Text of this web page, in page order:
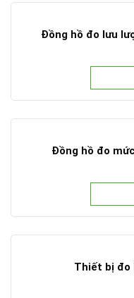
Đồng hồ đo lưu
Đồng hồ đo
Thiết bị đo